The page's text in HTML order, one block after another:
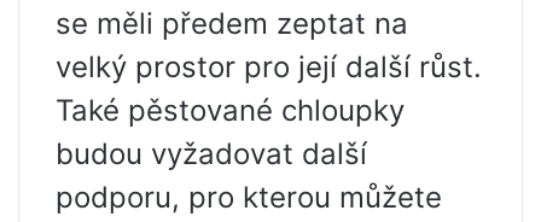
se měli předem zeptat na
velký prostor pro její další růst.
Také pěstované chloupky
budou vyžadovat další
podporu, pro kterou můžete